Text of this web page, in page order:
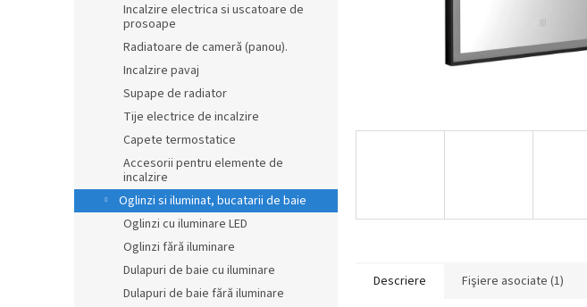
Incalzire electrica si uscatoare de
prosoape
Radiatoare de cameră (panou).
Incalzire pavaj
Supape de radiator
Tije electrice de incalzire
Capete termostatice
Accesorii pentru elemente de
incalzire
Oglinzi si iluminat, bucatarii de baie
Oglinzi cu iluminare LED
Oglinzi fără iluminare
Dulapuri de baie cu iluminare
Dulapuri de baie fără iluminare
Descriere Fişiere asociate (1)